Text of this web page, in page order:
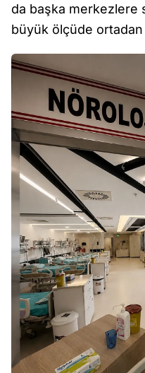
da başka merkezlere
büyük ölçüde ortadan